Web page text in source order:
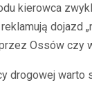
kierowca
dojazd
Ossów czy
drogowej warto